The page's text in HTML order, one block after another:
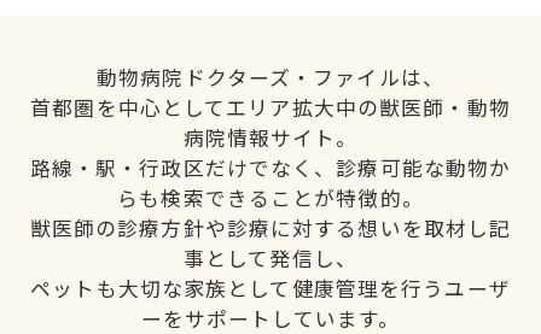
動物病院ドクターズ・ファイルは、
首都圏を中心としてエリア拡大中の獣医師・動物
病院情報サイト。
路線・駅・行政区だけでなく、診療可能な動物か
らも検索できることが特徴的。
獣医師の診療方針や診療に対する想いを取材し記
事として発信し、
ペットも大切な家族として健康管理を行うユーザ
ーをサポートしています。